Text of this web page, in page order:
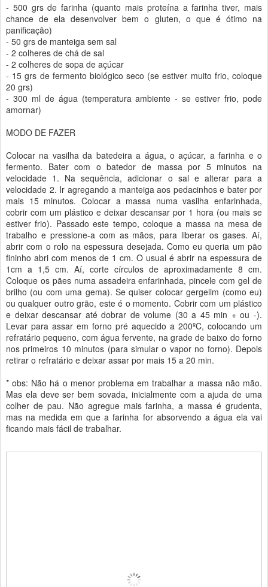
- 500 grs de farinha (quanto mais proteína a farinha tiver, mais
chance de ela desenvolver bem o gluten, o que é ótimo na
panificação)
- 50 grs de manteiga sem sal
- 2 colheres de chá de sal
- 2 colheres de sopa de açúcar
- 15 grs de fermento biológico seco (se estiver muito frio, coloque
20 grs)
- 300 ml de água (temperatura ambiente - se estiver frio, pode
amornar)
MODO DE FAZER
Colocar na vasilha da batedeira a água, o açúcar, a farinha e o
fermento. Bater com o batedor de massa por 5 minutos na
velocidade 1. Na sequência, adicionar o sal e alterar para a
velocidade 2. Ir agregando a manteiga aos pedacinhos e bater por
mais 15 minutos. Colocar a massa numa vasilha enfarinhada,
cobrir com um plástico e deixar descansar por 1 hora (ou mais se
estiver frio). Passado este tempo, coloque a massa na mesa de
trabalho e pressione-a com as mãos, para liberar os gases. Aí,
abrir com o rolo na espessura desejada. Como eu queria um pão
fininho abri com menos de 1 cm. O usual é abrir na espessura de
1cm a 1,5 cm. Aí, corte círculos de aproximadamente 8 cm.
Coloque os pães numa assadeira enfarinhada, pincele com gel de
brilho (ou com uma gema). Se quiser colocar gergelim (como eu)
ou qualquer outro grão, este é o momento. Cobrir com um plástico
e deixar descansar até dobrar de volume (30 a 45 min + ou -).
Levar para assar em forno pré aquecido a 200ºC, colocando um
refratário pequeno, com água fervente, na grade de baixo do forno
nos primeiros 10 minutos (para simular o vapor no forno). Depois
retirar o refratário e deixar assar por mais 15 a 20 min.
* obs: Não há o menor problema em trabalhar a massa não mão.
Mas ela deve ser bem sovada, inicialmente com a ajuda de uma
colher de pau. Não agregue mais farinha, a massa é grudenta,
mas na medida em que a farinha for absorvendo a água ela vai
ficando mais fácil de trabalhar.